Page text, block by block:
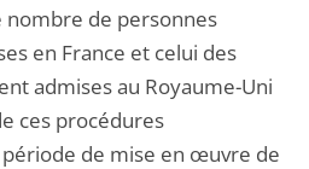
de personnes
en France et celui des
admises au Royaume-Uni
ces procédures
de mise en œuvre de